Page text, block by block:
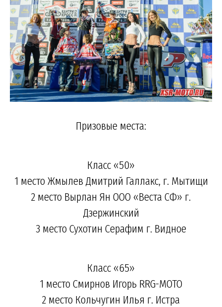
Призовые места:
Класс «50»
1 место Жмылев Дмитрий Галлакс, г. Мытищи
2 место Вырлан Ян ООО «Веста СФ» г.
Дзержинский
3 место Сухотин Серафим г. Видное
Класс «65»
1 место Смирнов Игорь RRG-MOTO
2 место Кольчугин Илья г. Истра